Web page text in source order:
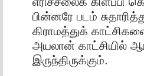
பின்னரே படம்
கிராமத்துக்
அயலான் காட்சியில்
இருந்திருக்கும்.